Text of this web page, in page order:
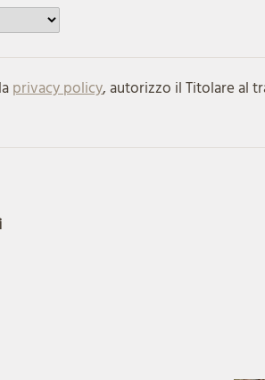
privacy policy, autorizzo il Titolare al